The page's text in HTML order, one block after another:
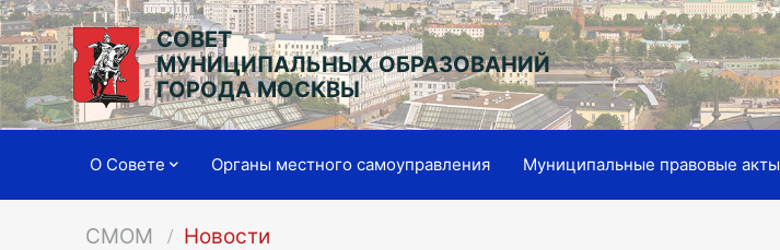
СОВЕТ
МУНИЦИПАЛЬНЫХ ОБРАЗОВАНИЙ
ГОРОДА МОСКВЫ
О Совете Органы местного самоуправления Муниципальные правовые акты
СМОМ Новости